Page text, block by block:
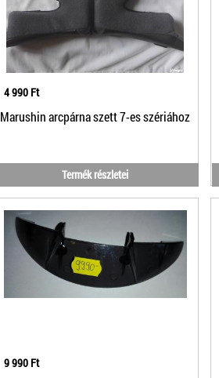
4 990 Ft
Marushin arcpárna szett 7-es szériához
Termék részletei
9 990 Ft